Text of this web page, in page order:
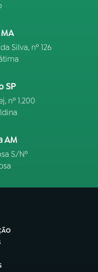
Silva, nº 126
SP
nº 1.200
AM
S/Nº